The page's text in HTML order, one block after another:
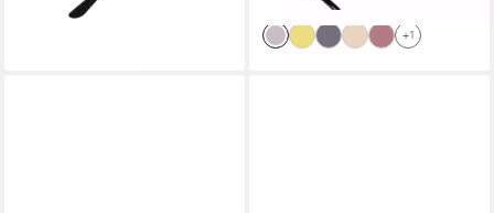
lieferbar - in 2-3 Werktagen bei dir
+1